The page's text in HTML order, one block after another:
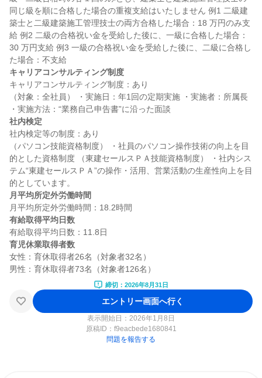
同じ級を順に合格した場合の重複支給はいたしません 例1 二級建
築士と二級建築施工管理技士の両方合格した場合：18 万円のみ支
給 例2 二級の合格祝い金を受給した後に、一級に合格した場合：
30 万円支給 例3 一級の合格祝い金を受給した後に、二級に合格し
キャリアコンサルティング制度
キャリアコンサルティング制度：あり
（対象：全社員） ・実施日：年1回の定期実施 ・実施者：所属長
社内検定
社内検定等の制度：あり
（パソコン技能資格制度） ・社員のパソコン操作技術の向上を目
的とした資格制度 （東建セールスＰＡ技能資格制度） ・社内シス
テム“東建セールスＰＡ”の操作・活用、営業活動の生産性向上を目
月平均所定外労働時間
有給取得平均日数
育児休業取得者数
女性：育休取得者26名（対象者32名）
締切：2026年8月31日
エントリー画面へ行く
表示開始日：2026年1月8日
原稿ID： f9eacbede1680841
問題を報告する